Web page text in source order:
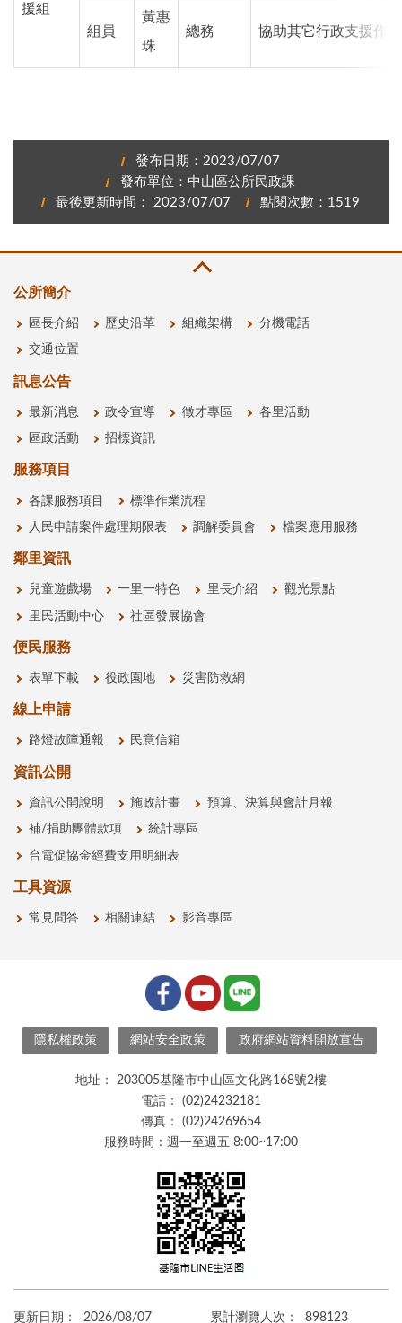
援組
組員
黃惠
珠
總務 協助其它行政支援作業
發布日期：2023/07/07
發布單位：中山區公所民政課
最後更新時間： 2023/07/07
點閱次數：1519
公所簡介
區長介紹 歷史沿革 組織架構 分機電話
交通位置
訊息公告
最新消息 政令宣導 徵才專區 各里活動
區政活動 招標資訊
服務項目
各課服務項目 標準作業流程
人民申請案件處理期限表 調解委員會 檔案應用服務
鄰里資訊
兒童遊戲場 一里一特色 里長介紹 觀光景點
里民活動中心 社區發展協會
便民服務
表單下載 役政園地 災害防救網
線上申請
路燈故障通報 民意信箱
資訊公開
資訊公開說明 施政計畫 預算、決算與會計月報
補/捐助團體款項 統計專區
台電促協金經費支用明細表
工具資源
常見問答 相關連結 影音專區
隱私權政策 網站安全政策 政府網站資料開放宣告
地址：
203005基隆市中山區文化路168號2樓
電話：
(02)24232181
傳真：
(02)24269654
服務時間：週一至週五 8:00~17:00
更新日期： 2026/08/07 累計瀏覽人次： 898123